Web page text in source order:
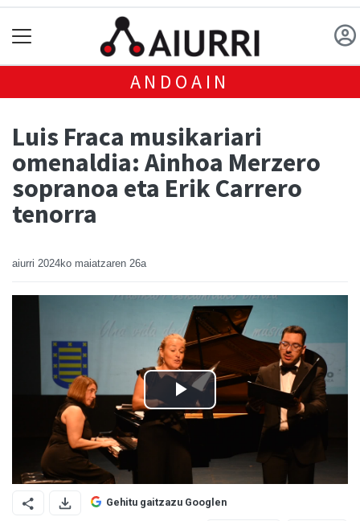
ANDOAIN
Luis Fraca musikariari
omenaldia: Ainhoa Merzero
sopranoa eta Erik Carrero
tenorra
aiurri 2024ko maiatzaren 26a
Gehitu gaitzazu Googlen